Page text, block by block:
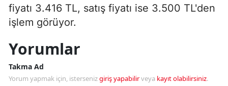
fiyatı 3.416 TL, satış fiyatı ise 3.500 TL'den
işlem görüyor.
Yorumlar
Takma Ad
Yorum yapmak için, istersenizgiriş yapabilirveya kayıt olabilirsiniz.